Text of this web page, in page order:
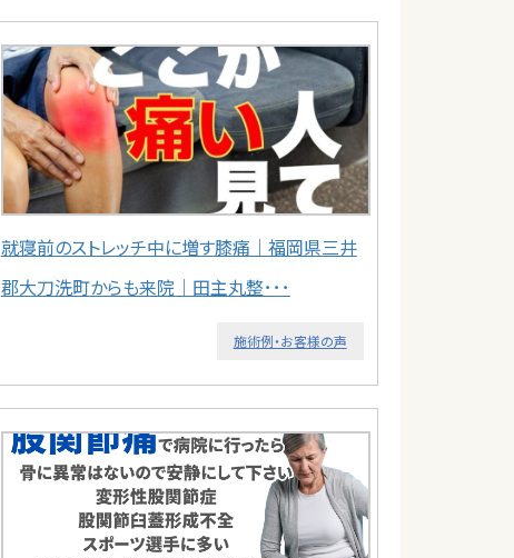
就寝前のストレッチ中に増す膝痛｜福岡県三井
郡大刀洗町からも来院｜田主丸整･･･
施術例・お客様の声